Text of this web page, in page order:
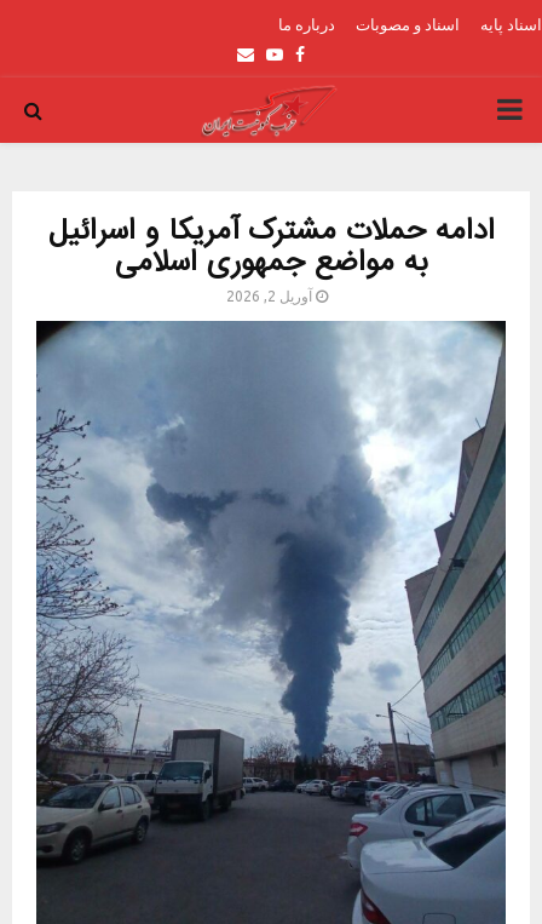
اسناد پایه اسناد و مصوبات درباره ما
Facebook
Youtube
Email
PRIMARY
ادامه حملات مشترک آمریکا و اسرائیل
به مواضع جمهوری اسلامی
آوریل 2, 2026